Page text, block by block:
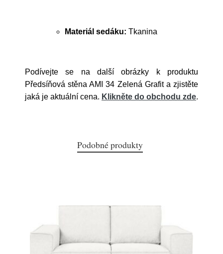
Materiál sedáku: Tkanina
Podívejte se na další obrázky k produktu
Předsíňová stěna AMI 34 Zelená Grafit a zjistěte
jaká je aktuální cena. Klikněte do obchodu zde.
Podobné produkty